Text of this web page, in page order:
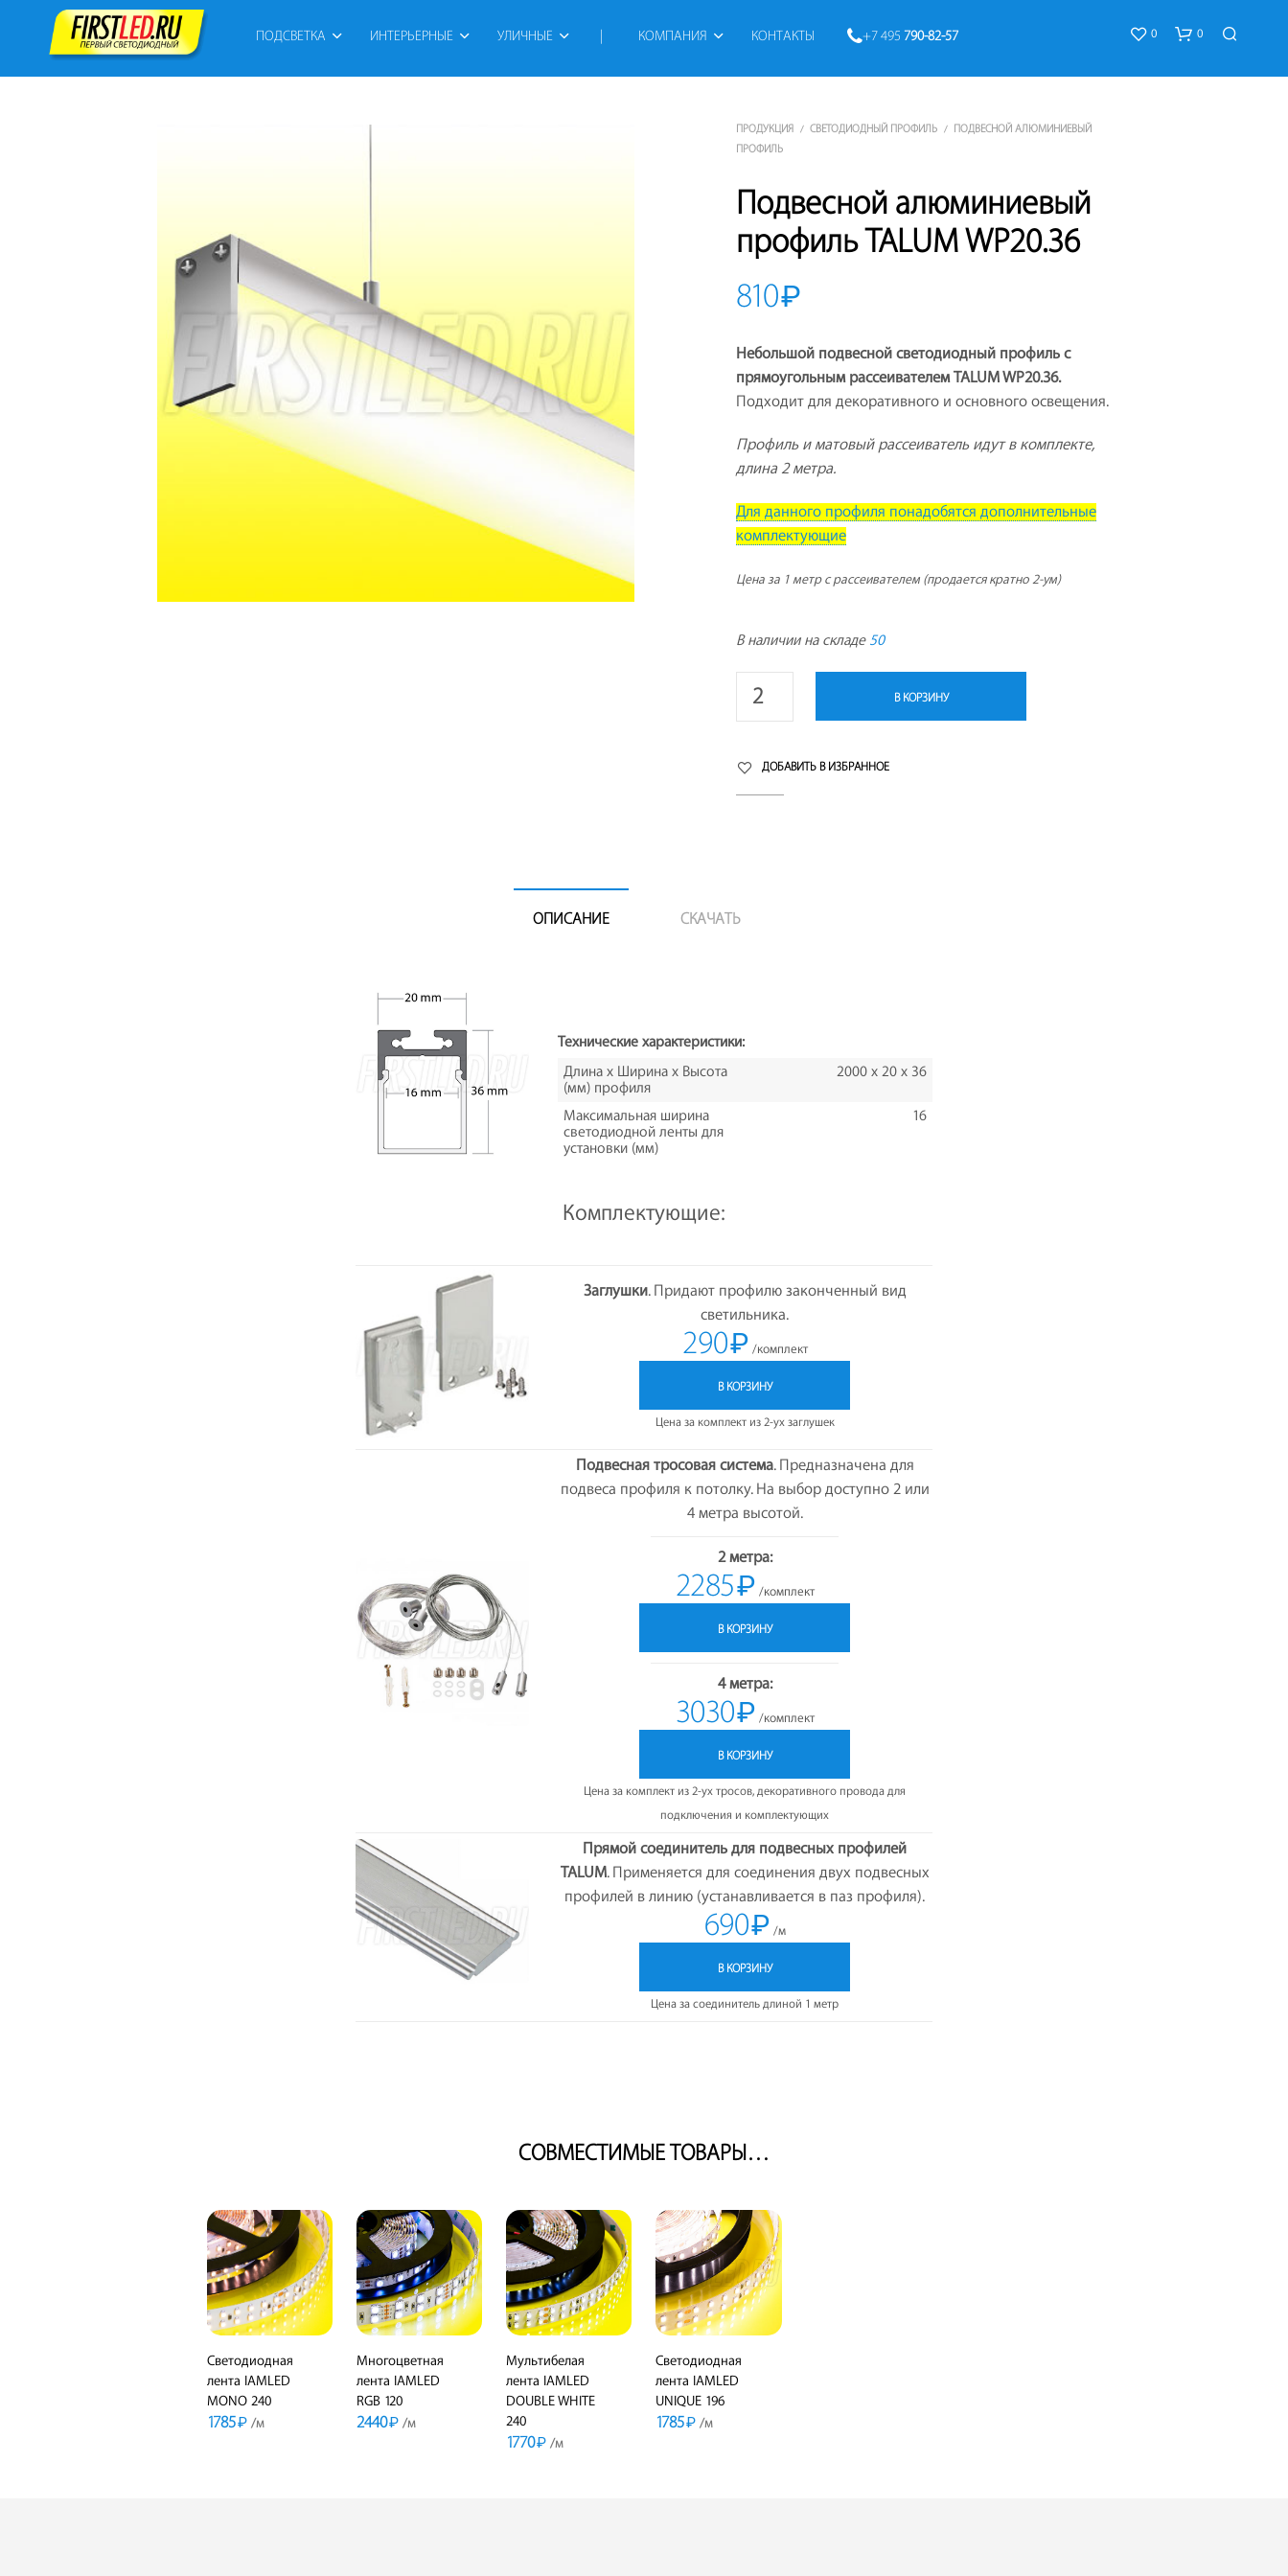
ПОДСВЕТКА ИНТЕРЬЕРНЫЕ УЛИЧНЫЕ КОМПАНИЯ КОНТАКТЫ +7 495 790-82-57 0 0
ПРОДУКЦИЯ / СВЕТОДИОДНЫЙ ПРОФИЛЬ /
ПОДВЕСНОЙ АЛЮМИНИЕВЫЙ
ПРОФИЛЬ
Подвесной алюминиевый
профиль TALUM WP20.36
810₽
Небольшой подвесной светодиодный профиль с
прямоугольным рассеивателем TALUM WP20.36.
Подходит для декоративного и основного освещения.
Профиль и матовый рассеиватель идут в комплекте,
длина 2 метра.
Для данного профиля понадобятся дополнительные
комплектующие
Цена за 1 метр с рассеивателем (продается кратно 2-ум)
В наличии на складе 50
В КОРЗИНУ
ДОБАВИТЬ В ИЗБРАННОЕ
ОПИСАНИЕ СКАЧАТЬ
Технические характеристики:
Длина х Ширина х Высота
(мм) профиля
2000 x 20 х 36
Максимальная ширина
светодиодной ленты для
установки (мм)
16
Комплектующие:
Заглушки. Придают профилю законченный вид
светильника.
290₽ /комплект
В КОРЗИНУ
Цена за комплект из 2-ух заглушек
Подвесная тросовая система. Предназначена для
подвеса профиля к потолку. На выбор доступно 2 или
4 метра высотой.
2 метра:
2285₽ /комплект
В КОРЗИНУ
4 метра:
3030₽ /комплект
В КОРЗИНУ
Цена за комплект из 2-ух тросов, декоративного провода для
подключения и комплектующих
Прямой соединитель для подвесных профилей
TALUM. Применяется для соединения двух подвесных
профилей в линию (устанавливается в паз профиля).
690₽ /м
В КОРЗИНУ
Цена за соединитель длиной 1 метр
СОВМЕСТИМЫЕ ТОВАРЫ…
Светодиодная
лента IAMLED
MONO 240
1785₽ /м
Многоцветная
лента IAMLED
RGB 120
2440₽ /м
Мультибелая
лента IAMLED
DOUBLE WHITE
240
1770₽ /м
Светодиодная
лента IAMLED
UNIQUE 196
1785₽ /м